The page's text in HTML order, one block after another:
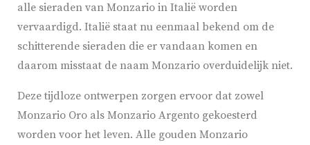
alle sieraden van Monzario in Italië worden
vervaardigd. Italië staat nu eenmaal bekend om de
schitterende sieraden die er vandaan komen en
daarom misstaat de naam Monzario overduidelijk niet.
Deze tijdloze ontwerpen zorgen ervoor dat zowel
Monzario Oro als Monzario Argento gekoesterd
worden voor het leven. Alle gouden Monzario